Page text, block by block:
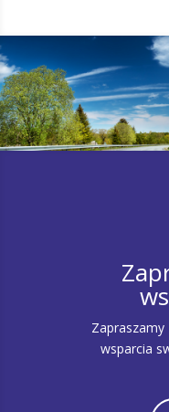
Zapraszamy
wsparcia